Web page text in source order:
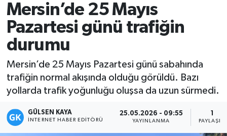
Mersin’de 25 Mayıs
Pazartesi günü trafiğin
durumu
Mersin’de 25 Mayıs Pazartesi günü sabahında
trafiğin normal akışında olduğu görüldü. Bazı
yollarda trafik yoğunluğu oluşsa da uzun sürmedi.
GÜLSEN KAYA
İNTERNET HABER EDITÖRÜ
25.05.2026 - 09:55
YAYINLANMA PAYLAŞIM
Güncel
Haberde insan
Kültür - Sanat
Haber Arşivi